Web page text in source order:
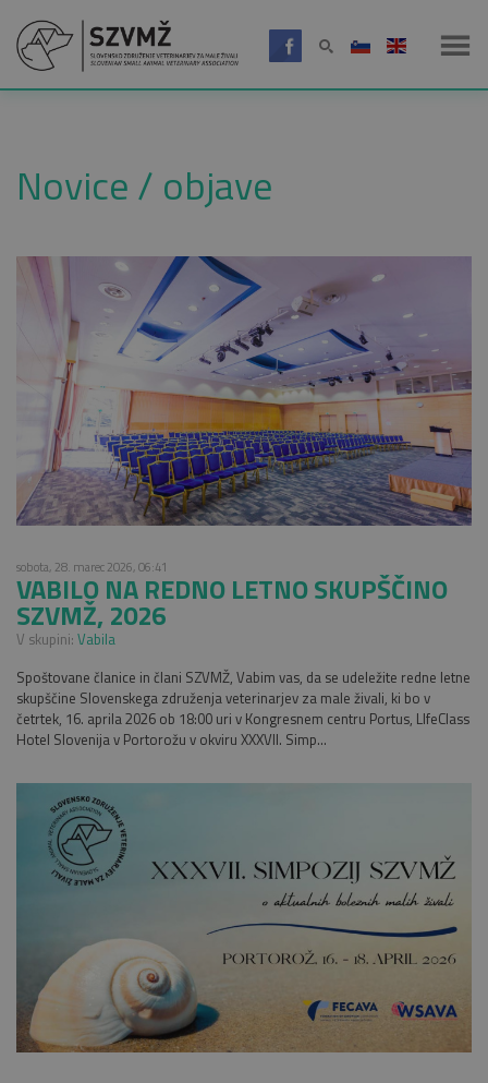
Novice / objave
sobota, 28. marec 2026, 06:41
VABILO NA REDNO LETNO SKUPŠČINO
SZVMŽ, 2026
V skupini: Vabila
Spoštovane članice in člani SZVMŽ, Vabim vas, da se udeležite redne letne
skupščine Slovenskega združenja veterinarjev za male živali, ki bo v
četrtek, 16. aprila 2026 ob 18:00 uri v Kongresnem centru Portus, LIfeClass
Hotel Slovenija v Portorožu v okviru XXXVII. Simp...